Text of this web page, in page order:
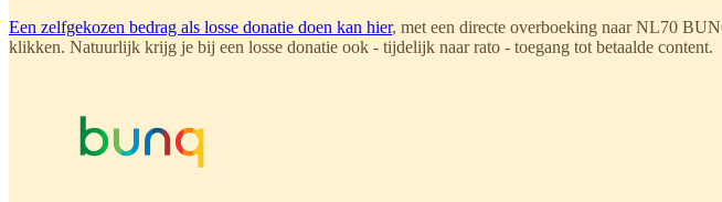
Een zelfgekozen bedrag als losse donatie doen kan hier, met een directe overboeking naar NL70
klikken. Natuurlijk krijg je bij een losse donatie ook - tijdelijk naar rato - toegang tot betaalde content.